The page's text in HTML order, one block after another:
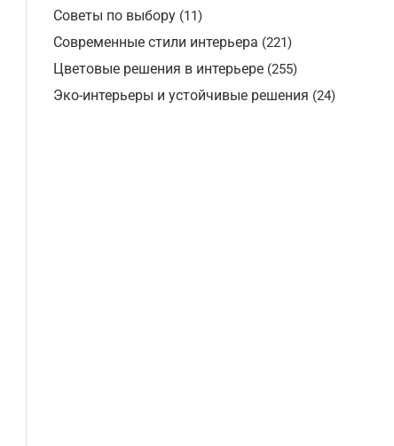
Советы по выбору (11)
Современные стили интерьера (221)
Цветовые решения в интерьере (255)
Эко-интерьеры и устойчивые решения (24)